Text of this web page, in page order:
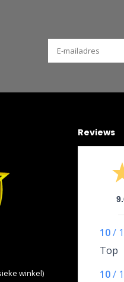
winkel)
Reviews
10 /
Top
10 /